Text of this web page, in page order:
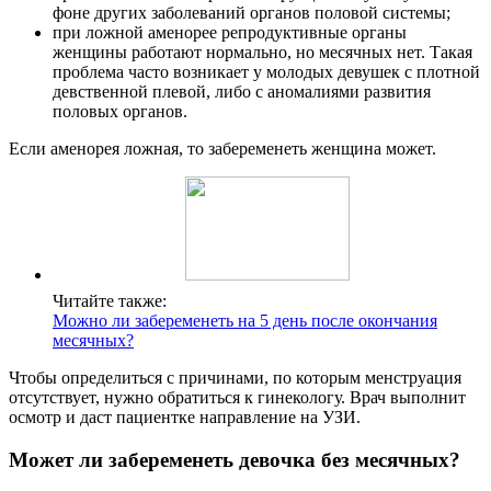
фоне других заболеваний органов половой системы;
при ложной аменорее репродуктивные органы
женщины работают нормально, но месячных нет. Такая
проблема часто возникает у молодых девушек с плотной
девственной плевой, либо с аномалиями развития
половых органов.
Если аменорея ложная, то забеременеть женщина может.
Читайте также:
Можно ли забеременеть на 5 день после окончания
месячных?
Чтобы определиться с причинами, по которым менструация
отсутствует, нужно обратиться к гинекологу. Врач выполнит
осмотр и даст пациентке направление на УЗИ.
Может ли забеременеть девочка без месячных?